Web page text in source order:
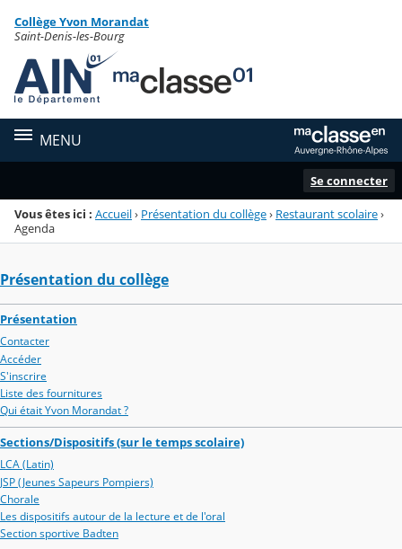
Menu de la rubrique
Contenu
Collège Yvon Morandat
Saint-Denis-les-Bourg
MENU
Se connecter
Vous êtes ici : Accueil› Présentation du collège› Restaurant scolaire›
Agenda
Présentation du collège
Présentation
Contacter
Accéder
S'inscrire
Liste des fournitures
Qui était Yvon Morandat ?
Sections/Dispositifs (sur le temps scolaire)
LCA (Latin)
JSP (Jeunes Sapeurs Pompiers)
Chorale
Les dispositifs autour de la lecture et de l'oral
Section sportive Badten